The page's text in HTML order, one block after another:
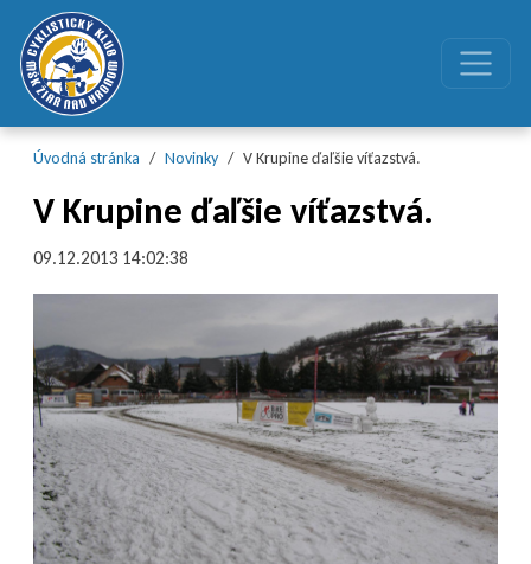
Preskočiť na obsah
Preskočiť na hlavné menu
Úvodná stránka Novinky V Krupine ďaľšie víťazstvá.
V Krupine ďaľšie víťazstvá.
09.12.2013 14:02:38